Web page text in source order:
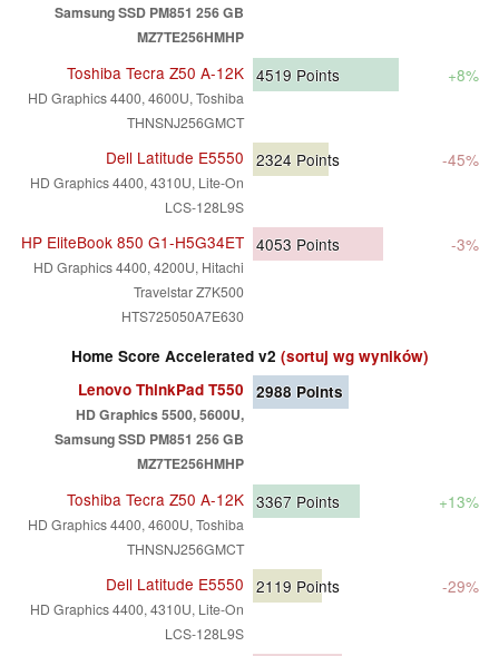
Samsung SSD PM851 256 GB
MZ7TE256HMHP
Toshiba Tecra Z50 A-12K
HD Graphics 4400, 4600U, Toshiba
THNSNJ256GMCT
4519 Points +8%
Dell Latitude E5550
HD Graphics 4400, 4310U, Lite-On
LCS-128L9S
2324 Points -45%
HP EliteBook 850 G1-H5G34ET
HD Graphics 4400, 4200U, Hitachi
Travelstar Z7K500
HTS725050A7E630
4053 Points -3%
Home Score Accelerated v2 (sortuj wg wyników)
Lenovo ThinkPad T550
HD Graphics 5500, 5600U,
Samsung SSD PM851 256 GB
MZ7TE256HMHP
2988 Points
Toshiba Tecra Z50 A-12K
HD Graphics 4400, 4600U, Toshiba
THNSNJ256GMCT
3367 Points +13%
Dell Latitude E5550
HD Graphics 4400, 4310U, Lite-On
LCS-128L9S
2119 Points -29%